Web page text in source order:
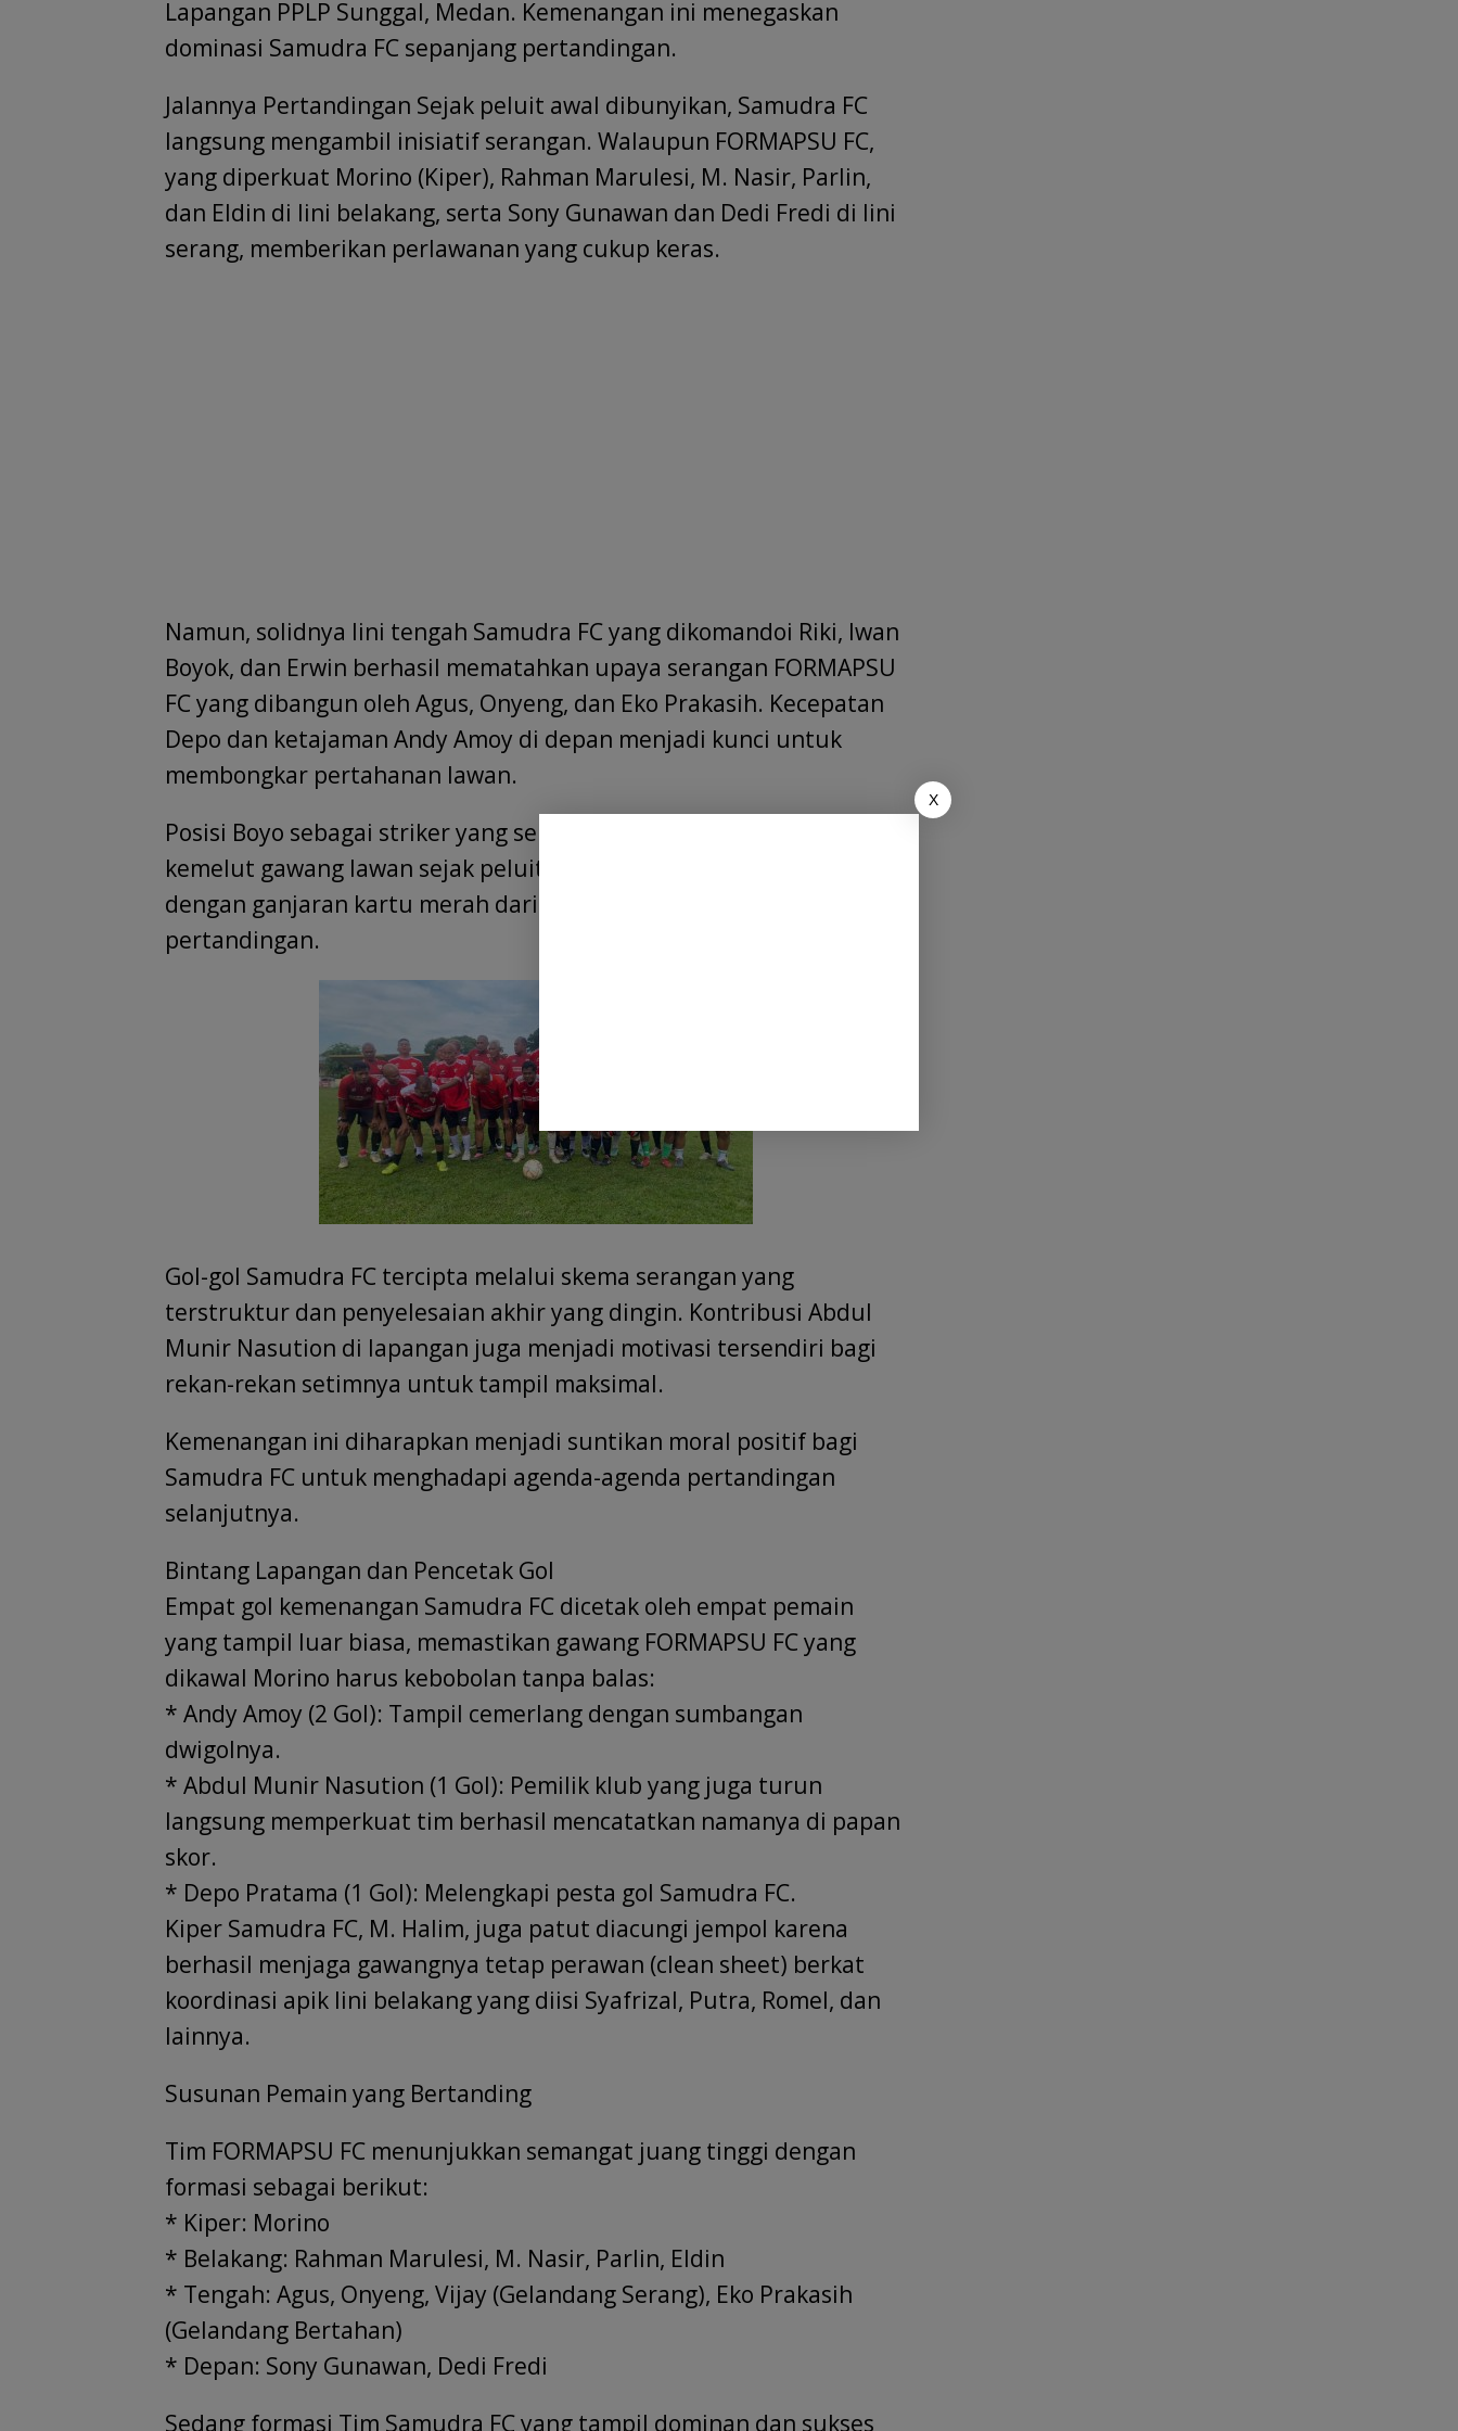
o
k
p
p
n m s
Lapangan PPLP Sunggal, Medan. Kemenangan ini menegaskan
dominasi Samudra FC sepanjang pertandingan.
Jalannya Pertandingan Sejak peluit awal dibunyikan, Samudra FC
langsung mengambil inisiatif serangan. Walaupun FORMAPSU FC,
yang diperkuat Morino (Kiper), Rahman Marulesi, M. Nasir, Parlin,
dan Eldin di lini belakang, serta Sony Gunawan dan Dedi Fredi di lini
serang, memberikan perlawanan yang cukup keras.
Namun, solidnya lini tengah Samudra FC yang dikomandoi Riki, Iwan
Boyok, dan Erwin berhasil mematahkan upaya serangan FORMAPSU
FC yang dibangun oleh Agus, Onyeng, dan Eko Prakasih. Kecepatan
Depo dan ketajaman Andy Amoy di depan menjadi kunci untuk
membongkar pertahanan lawan.
Posisi Boyo sebagai striker yang selalu menyerang dan membuat
kemelut gawang lawan sejak peluit awal dibunyikan harus berakhir
dengan ganjaran kartu merah dari Wasit yang mengawal
pertandingan.
Gol-gol Samudra FC tercipta melalui skema serangan yang
terstruktur dan penyelesaian akhir yang dingin. Kontribusi Abdul
Munir Nasution di lapangan juga menjadi motivasi tersendiri bagi
rekan-rekan setimnya untuk tampil maksimal.
Kemenangan ini diharapkan menjadi suntikan moral positif bagi
Samudra FC untuk menghadapi agenda-agenda pertandingan
selanjutnya.
Bintang Lapangan dan Pencetak Gol
Empat gol kemenangan Samudra FC dicetak oleh empat pemain
yang tampil luar biasa, memastikan gawang FORMAPSU FC yang
dikawal Morino harus kebobolan tanpa balas:
* Andy Amoy (2 Gol): Tampil cemerlang dengan sumbangan
dwigolnya.
* Abdul Munir Nasution (1 Gol): Pemilik klub yang juga turun
langsung memperkuat tim berhasil mencatatkan namanya di papan
skor.
* Depo Pratama (1 Gol): Melengkapi pesta gol Samudra FC.
Kiper Samudra FC, M. Halim, juga patut diacungi jempol karena
berhasil menjaga gawangnya tetap perawan (clean sheet) berkat
koordinasi apik lini belakang yang diisi Syafrizal, Putra, Romel, dan
lainnya.
Susunan Pemain yang Bertanding
Tim FORMAPSU FC menunjukkan semangat juang tinggi dengan
formasi sebagai berikut:
* Kiper: Morino
* Belakang: Rahman Marulesi, M. Nasir, Parlin, Eldin
* Tengah: Agus, Onyeng, Vijay (Gelandang Serang), Eko Prakasih
(Gelandang Bertahan)
* Depan: Sony Gunawan, Dedi Fredi
Sedang formasi Tim Samudra FC yang tampil dominan dan sukses
X